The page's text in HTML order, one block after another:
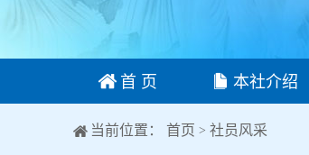
首 页 本社介绍
当前位置： 首页 > 社员风采